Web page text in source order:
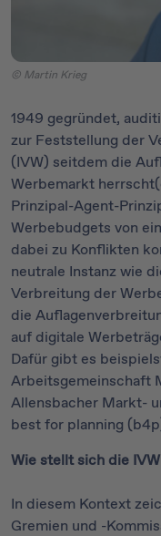
© Martin Krieg
1949 gegründet,
zur Feststellung der
(IVW) seitdem die
Werbemarkt
Prinzipal-Agent-
Werbebudgets von
dabei zu Konflikten
neutrale Instanz wie
Verbreitung der
die
auf digitale
Dafür gibt es
Arbeitsgemeinschaft
Allensbacher Markt-
best for planning
Wie stellt sich die
In diesem Kontext
Gremien und -